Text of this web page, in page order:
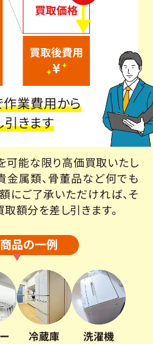
業費用から
引きます
可能な限り高価買取いたし
金属類、骨董品など何でも
にご了承いただければ、そ
額分を差し引きます。
品の一例
冷蔵庫 洗濯機